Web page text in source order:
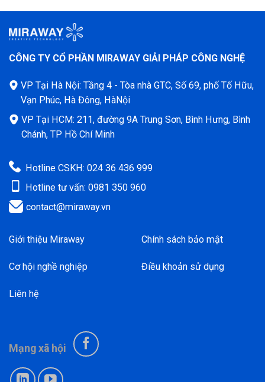
CÔNG TY CỔ PHẦN MIRAWAY GIẢI PHÁP CÔNG NGHỆ
VP Tại Hà Nội: Tầng 4 - Tòa nhà GTC, Số 69, phố Tố Hữu,
Vạn Phúc, Hà Đông, HàNội
VP Tại HCM: 211, đường 9A Trung Sơn, Bình Hưng, Bình
Chánh, TP Hồ Chí Minh
Hotline CSKH: 024 36 436 999
Hotline tư vấn: 0981 350 960
contact@miraway.vn
Giới thiệu Miraway
Cơ hội nghề nghiệp
Liên hệ
Chính sách bảo mật
Điều khoản sử dụng
Mạng xã hội